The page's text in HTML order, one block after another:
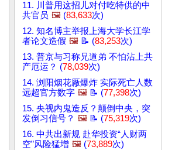
11. 川普用这招儿对付吃特供的中
共官员 🖼️ (83,633次)
12. 知名博主举报上海大学长江学
者论文造假 🖼️ 📝 (83,253次)
13. 普京与习称兄道弟 不怕沾上共
产厄运？ (78,039次)
14. 浏阳烟花厰爆炸 实际死亡人数
远超官方数字 🖼️ 📝 (77,398次)
15. 央视内鬼造反？颠倒中央，突
发倒习信号？ 🖼️ 📝 (75,319次)
16. 中共出新规 赴华投资“人财两
空”风险猛增 🖼️ (73,889次)